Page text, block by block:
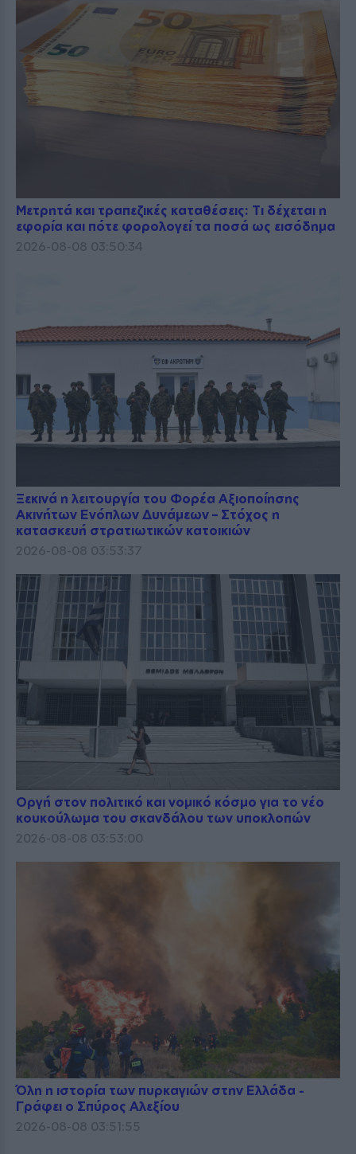
Μετρητά και τραπεζικές καταθέσεις: Τι δέχεται η
εφορία και πότε φορολογεί τα ποσά ως εισόδημα
2026-08-08 03:50:34
Ξεκινά η λειτουργία του Φορέα Αξιοποίησης
Ακινήτων Ενόπλων Δυνάμεων – Στόχος η
κατασκευή στρατιωτικών κατοικιών
2026-08-08 03:53:37
Οργή στον πολιτικό και νομικό κόσμο για το νέο
κουκούλωμα του σκανδάλου των υποκλοπών
2026-08-08 03:53:00
Όλη η ιστορία των πυρκαγιών στην Ελλάδα -
Γράφει ο Σπύρος Αλεξίου
2026-08-08 03:51:55